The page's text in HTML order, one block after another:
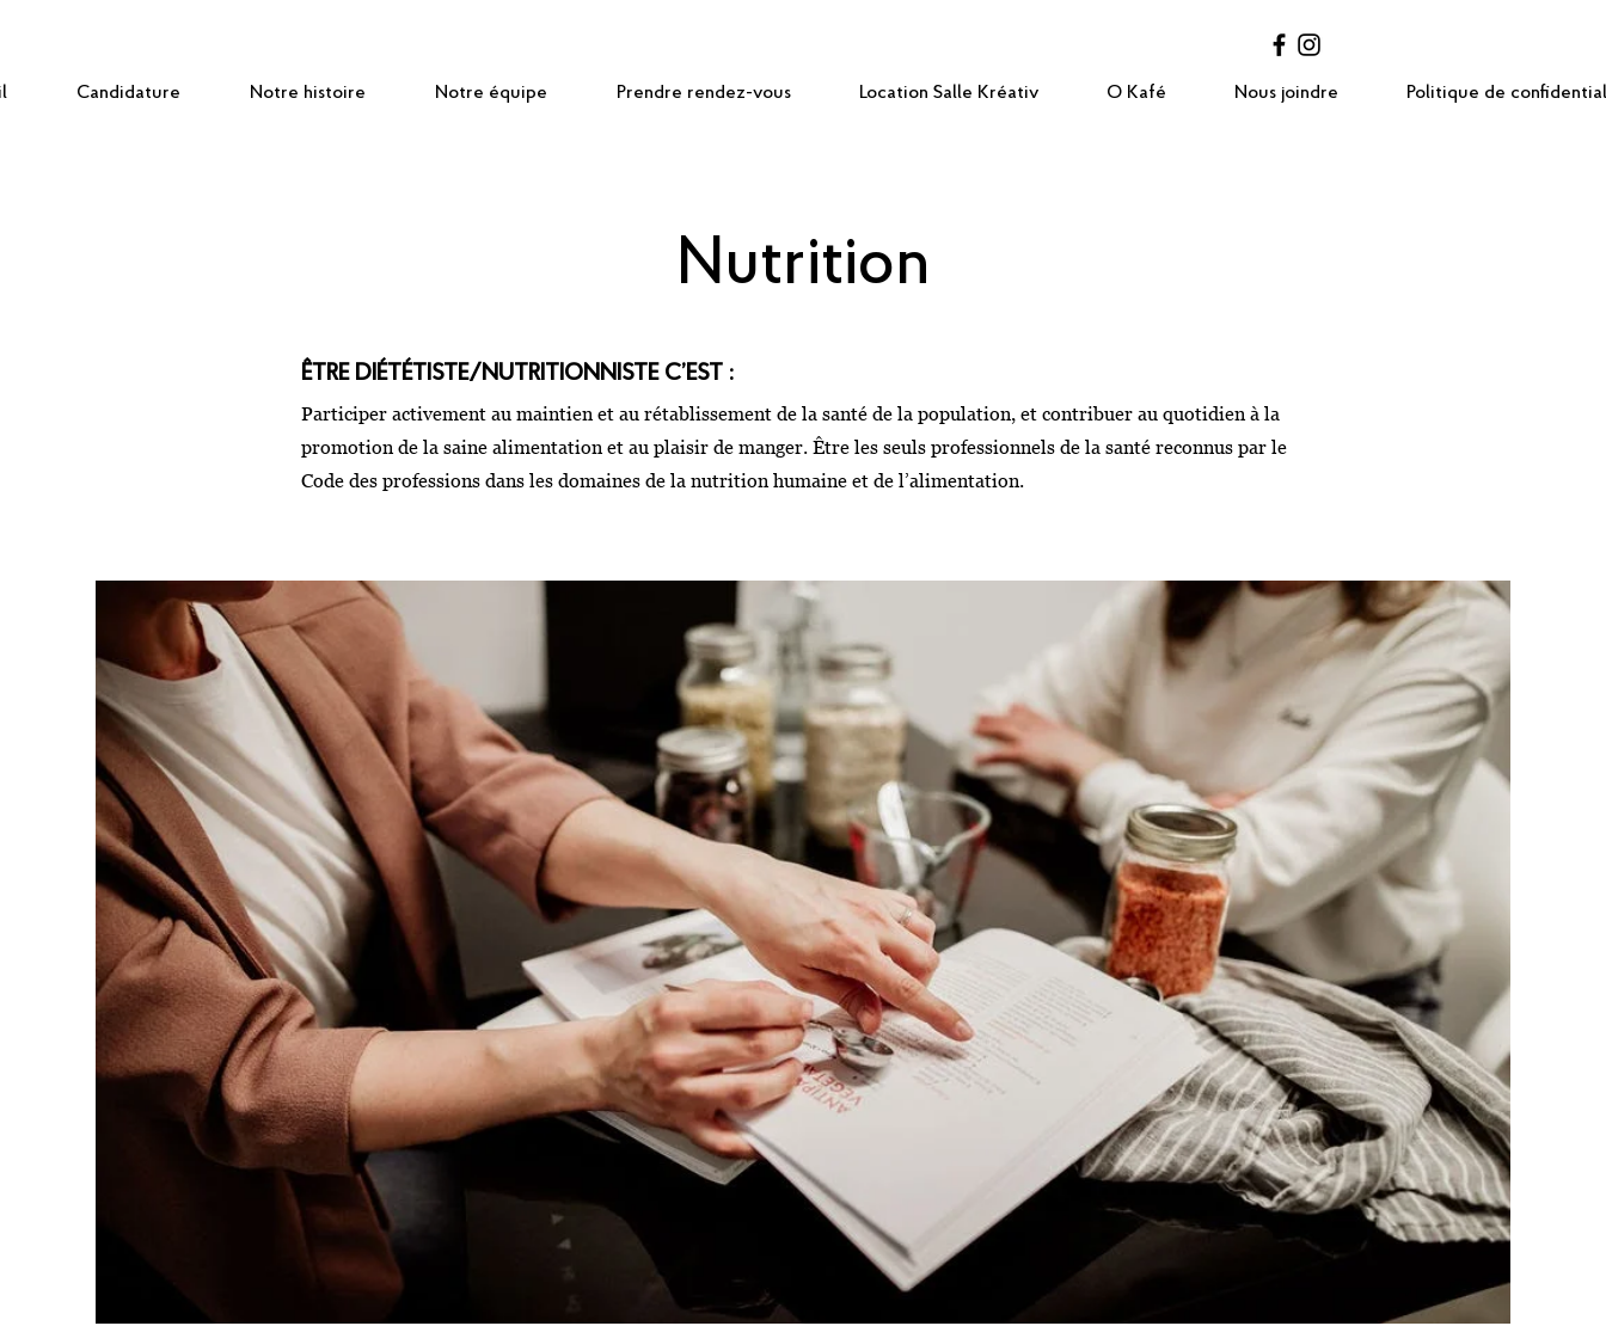
Candidature Notre histoire Notre équipe Prendre rendez-vous Location Salle Kréativ O Kafé Nous joindre Politique de
Nutrition
ÊTRE DIÉTÉTISTE/NUTRITIONNISTE C’EST :
Participer activement au maintien et au rétablissement de la santé de la population, et contribuer au quotidien à la
promotion de la saine alimentation et au plaisir de manger. Être les seuls professionnels de la santé reconnus par le
Code des professions dans les domaines de la nutrition humaine et de l’alimentation.